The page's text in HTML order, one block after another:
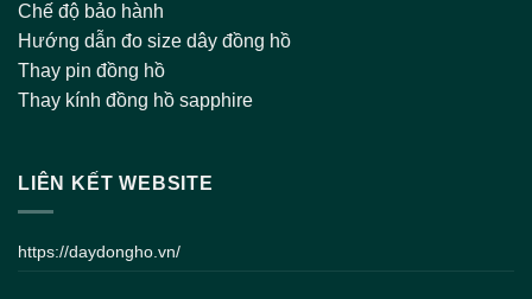
Chế độ bảo hành
Hướng dẫn đo size dây đồng hồ
Thay pin đồng hồ
Thay kính đồng hồ sapphire
LIÊN KẾT WEBSITE
https://daydongho.vn/